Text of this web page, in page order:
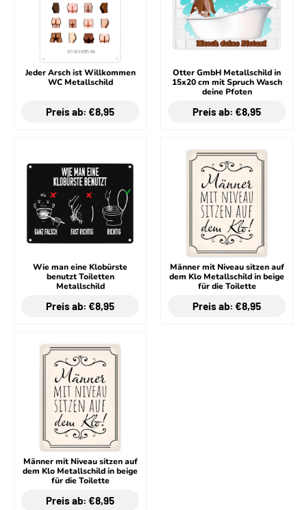
Jeder Arsch ist Willkommen
WC Metallschild
Preis ab: €8,95
Otter GmbH Metallschild in
15x20 cm mit Spruch Wasch
deine Pfoten
Preis ab: €8,95
Wie man eine Klobürste
benutzt Toiletten
Metallschild
Preis ab: €8,95
Männer mit Niveau sitzen auf
dem Klo Metallschild in beige
für die Toilette
Preis ab: €8,95
Männer mit Niveau sitzen auf
dem Klo Metallschild in beige
für die Toilette
Preis ab: €8,95